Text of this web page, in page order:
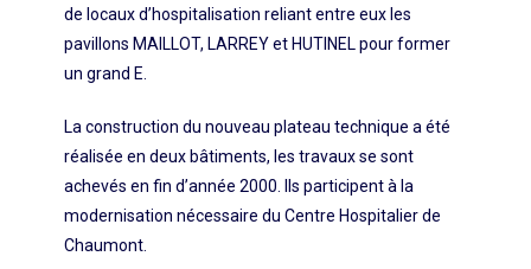
de locaux d’hospitalisation reliant entre eux les
pavillons MAILLOT, LARREY et HUTINEL pour former
un grand E.
La construction du nouveau plateau technique a été
réalisée en deux bâtiments, les travaux se sont
achevés en fin d’année 2000. Ils participent à la
modernisation nécessaire du Centre Hospitalier de
Chaumont.